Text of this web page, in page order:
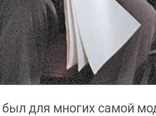
для многих самой